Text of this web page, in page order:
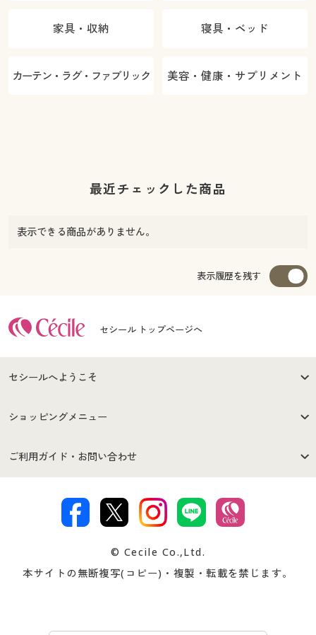
家具・収納 寝具・ベッド
カーテン・ラグ・ファブリック 美容・健康・サプリメント
最近チェックした商品
表示できる商品がありません。
表示履歴を残す
セシール トップページへ
セシールへようこそ
はじめての方へ
セシールご利用規約
著作権・商標について 会社案内
ショッピングメニュー
商品カテゴリ
プレゼント＆キャンペーン サイトマップ
ご利用ガイド・お問い合わせ
交換・返品は お支払は
ついて
忘れの場合
© Cecile Co.,Ltd.
本サイトの無断複写(コピー)・複製・転載を禁じます。